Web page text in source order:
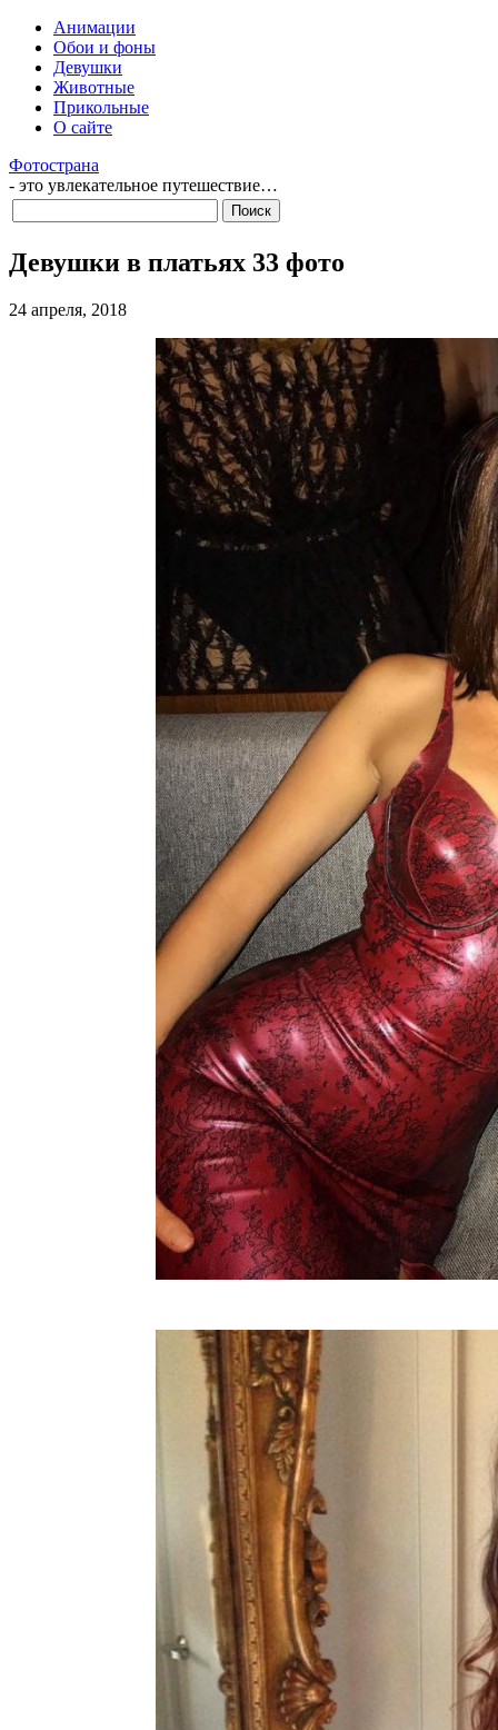
Анимации
Обои и фоны
Девушки
Животные
Прикольные
О сайте
Фотострана
- это увлекательное путешествие…
Девушки в платьях 33 фото
24 апреля, 2018